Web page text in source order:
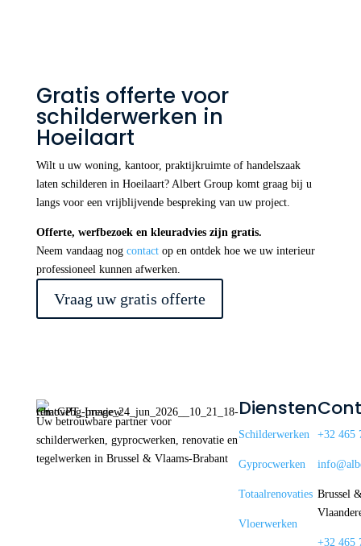
Gratis offerte voor
schilderwerken in
Hoeilaart
Wilt u uw woning, kantoor, praktijkruimte of handelszaak
laten schilderen in Hoeilaart? Albert Group komt graag bij u
langs voor een vrijblijvende bespreking van uw project.
Offerte, werfbezoek en kleuradvies zijn gratis.
Neem vandaag nog contact op en ontdek hoe we uw interieur
professioneel kunnen afwerken.
Vraag uw gratis offerte
Uw betrouwbare partner voor
schilderwerken, gyprocwerken, renovatie en
tegelwerken in Brussel & Vlaams-Brabant
Diensten
Schilderwerken
Gyprocwerken
Totaalrenovaties
Vloerwerken
+32 465
Brussel
+32 465